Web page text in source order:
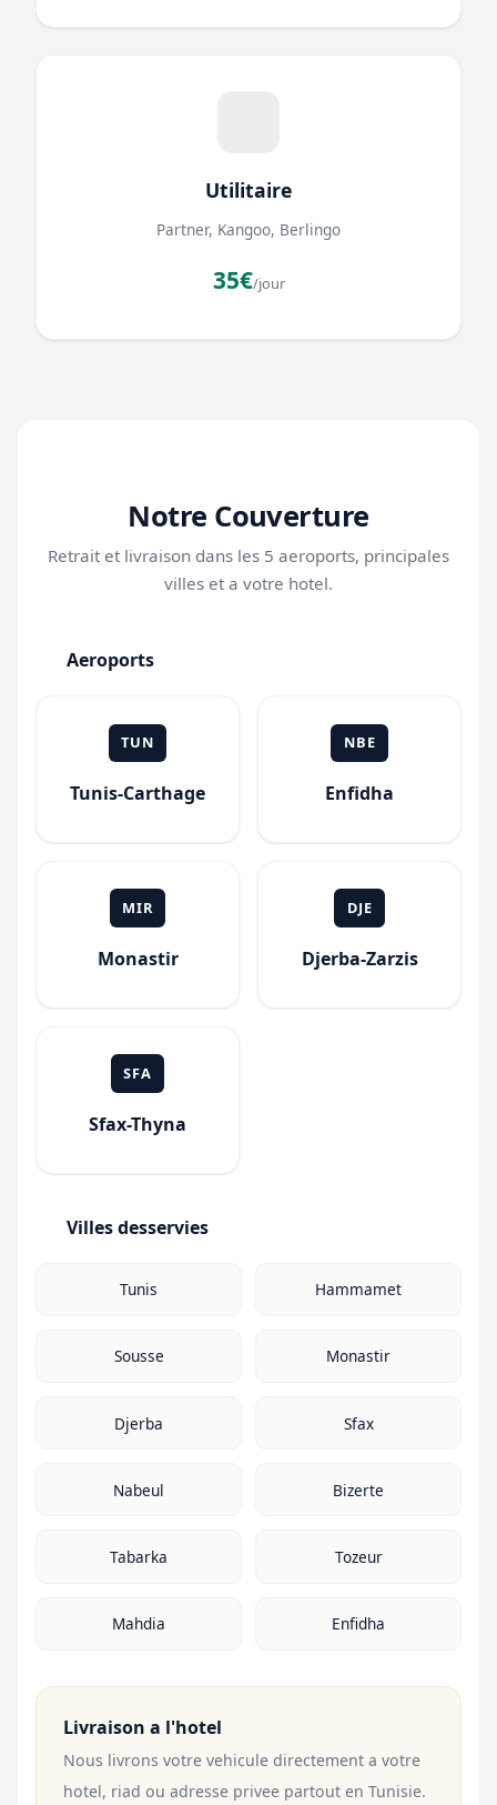
Utilitaire
Partner, Kangoo, Berlingo
35€/jour
Notre Couverture
Retrait et livraison dans les 5 aeroports, principales
villes et a votre hotel.
Aeroports
TUN
Tunis-Carthage
NBE
Enfidha
MIR
Monastir
DJE
Djerba-Zarzis
SFA
Sfax-Thyna
Villes desservies
Tunis Hammamet
Sousse Monastir
Djerba Sfax
Nabeul Bizerte
Tabarka Tozeur
Mahdia Enfidha
Livraison a l'hotel
Nous livrons votre vehicule directement a votre
hotel, riad ou adresse privee partout en Tunisie.